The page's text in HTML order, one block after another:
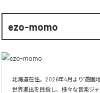
ezo-momo
北海道在住。2026年4月より"遊園
世界進出を目指し、様々な音楽ジ